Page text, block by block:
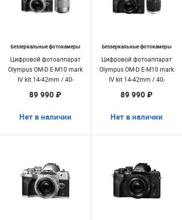
Беззеркальные фотокамеры
Цифровой фотоаппарат
Olympus OM-D E-M10 mark
IV kit 14-42mm / 40-
89 990 ₽
Нет в наличии
Беззеркальные фотокамеры
Цифровой фотоаппарат
Olympus OM-D E-M10 mark
IV kit 14-42mm / 40-
89 990 ₽
Нет в наличии